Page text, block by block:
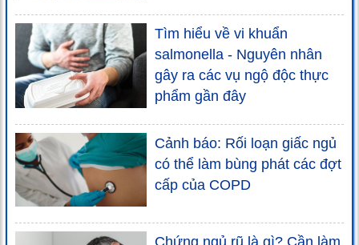
Tìm hiểu về vi khuẩn
salmonella - Nguyên nhân
gây ra các vụ ngộ độc thực
phẩm gần đây
Cảnh báo: Rối loạn giấc ngủ
có thể làm bùng phát các đợt
cấp của COPD
Chứng ngủ rũ là gì? Cần làm